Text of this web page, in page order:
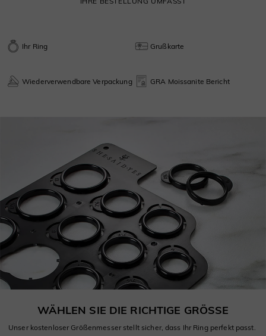
Ihr Ring Grußkarte
Wiederverwendbare Verpackung GRA Moissanite Bericht
WÄHLEN SIE DIE RICHTIGE GRÖSSE
Unser kostenloser Größenmesser stellt sicher, dass Ihr Ring perfekt passt.